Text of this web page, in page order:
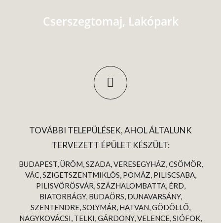
Cserszegtomaj, Lakópark
TOVÁBBI TELEPÜLÉSEK, AHOL ÁLTALUNK
TERVEZETT ÉPÜLET KÉSZÜLT:
BUDAPEST, ÜRÖM, SZADA, VERESEGYHÁZ, CSÖMÖR,
VÁC, SZIGETSZENTMIKLÓS, POMÁZ, PILISCSABA,
PILISVÖRÖSVÁR, SZÁZHALOMBATTA, ÉRD,
BIATORBÁGY, BUDAÖRS, DUNAVARSÁNY,
SZENTENDRE, SOLYMÁR, HATVAN, GÖDÖLLŐ,
NAGYKOVÁCSI, TELKI, GÁRDONY, VELENCE, SIÓFOK,